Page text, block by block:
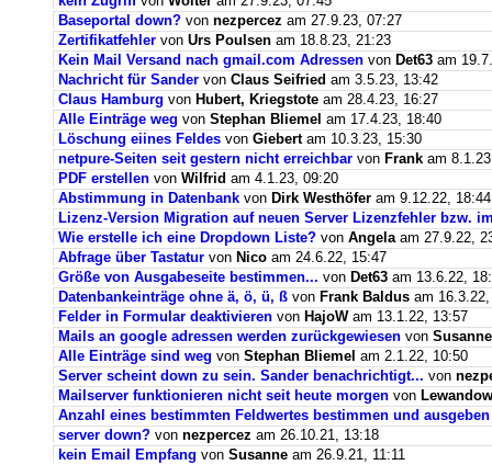
Baseportal down? von nezpercez am 27.9.23, 07:27
Zertifikatfehler von Urs Poulsen am 18.8.23, 21:23
Kein Mail Versand nach gmail.com Adressen von Det63 am
Nachricht für Sander von Claus Seifried am 3.5.23, 13:42
Claus Hamburg von Hubert, Kriegstote am 28.4.23, 16:27
Alle Einträge weg von Stephan Bliemel am 17.4.23, 18:40
Löschung eiines Feldes von Giebertam 10.3.23, 15:30
netpure-Seiten seit gestern nicht erreichbar von Frank am
PDF erstellen von Wilfrid am 4.1.23, 09:20
Abstimmung in Datenbank von Dirk Westhöfer am 9.12.22, 18:44
Lizenz-Version Migration auf neuen Server Lizenzfehler bzw.
Wie erstelle ich eine Dropdown Liste? von Angela am 27.9.22,
Abfrage über Tastatur von Nico am 24.6.22, 15:47
Größe von Ausgabeseite bestimmen... von Det63 am 13.6.22,
Datenbankeinträge ohne ä, ö, ü, ß von Frank Baldus am
Felder in Formular deaktivieren von HajoWam 13.1.22, 13:57
Mails an google adressen werden zurückgewiesen von Susanne
Alle Einträge sind weg von Stephan Bliemel am 2.1.22, 10:50
Server scheint down zu sein. Sander benachrichtigt... von
Mailserver funktionieren nicht seit heute morgen von
Anzahl eines bestimmten Feldwertes bestimmen und ausgeben
server down? von nezpercez am 26.10.21, 13:18
kein Email Empfang von Susanne am 26.9.21, 11:11